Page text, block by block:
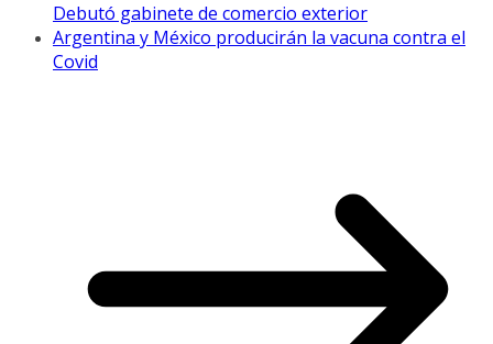
Debutó gabinete de comercio exterior
Argentina y México producirán la vacuna contra el
Covid